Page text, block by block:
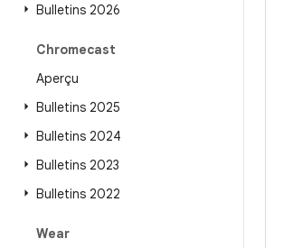
Bulletins 2026
Chromecast
Aperçu
Bulletins 2025
Bulletins 2024
Bulletins 2023
Bulletins 2022
Wear